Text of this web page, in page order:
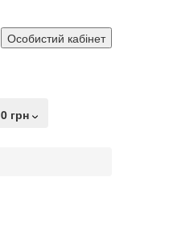
Особистий кабінет
0 грн